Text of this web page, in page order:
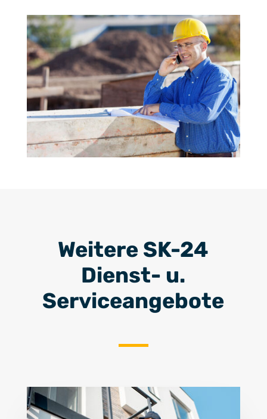
Weitere SK-24
Dienst- u.
Serviceangebote